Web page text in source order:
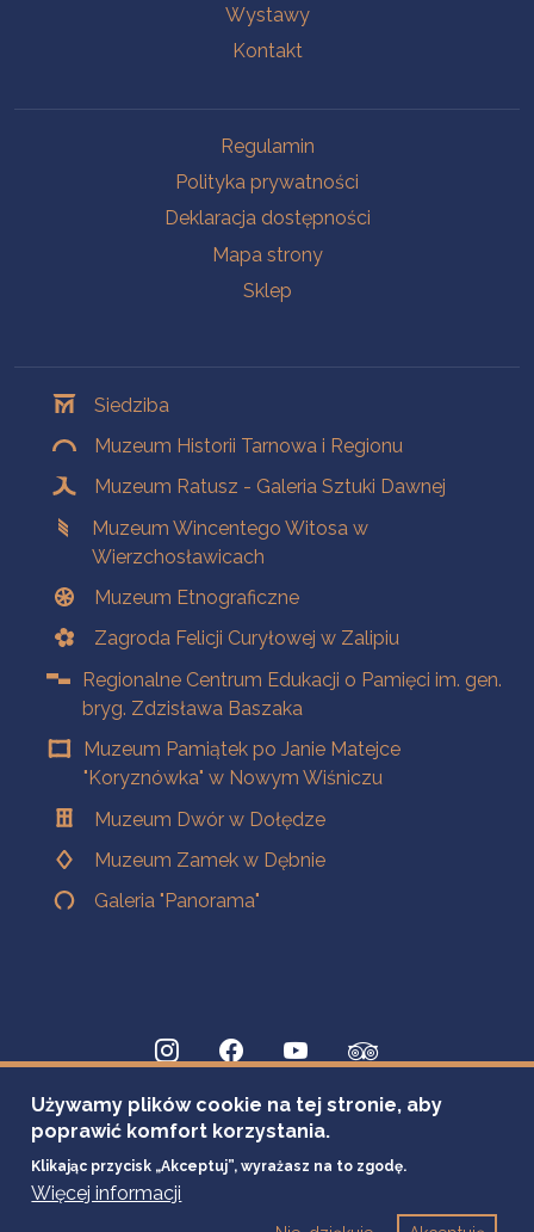
Wystawy
Kontakt
Regulamin
Polityka prywatności
Deklaracja dostępności
Mapa strony
Sklep
Siedziba
Muzeum Historii Tarnowa i Regionu
Muzeum Ratusz - Galeria Sztuki Dawnej
Muzeum Wincentego Witosa w
Wierzchosławicach
Muzeum Etnograficzne
Zagroda Felicji Curyłowej w Zalipiu
Regionalne Centrum Edukacji o Pamięci im. gen.
bryg. Zdzisława Baszaka
Muzeum Pamiątek po Janie Matejce
"Koryznówka" w Nowym Wiśniczu
Muzeum Dwór w Dołędze
Muzeum Zamek w Dębnie
Galeria "Panorama"
Używamy plików cookie na tej stronie, aby
poprawić komfort korzystania.
Klikając przycisk „Akceptuj”, wyrażasz na to zgodę.
Więcej informacji